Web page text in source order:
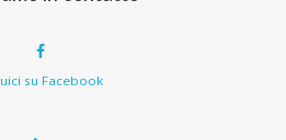
su Facebook